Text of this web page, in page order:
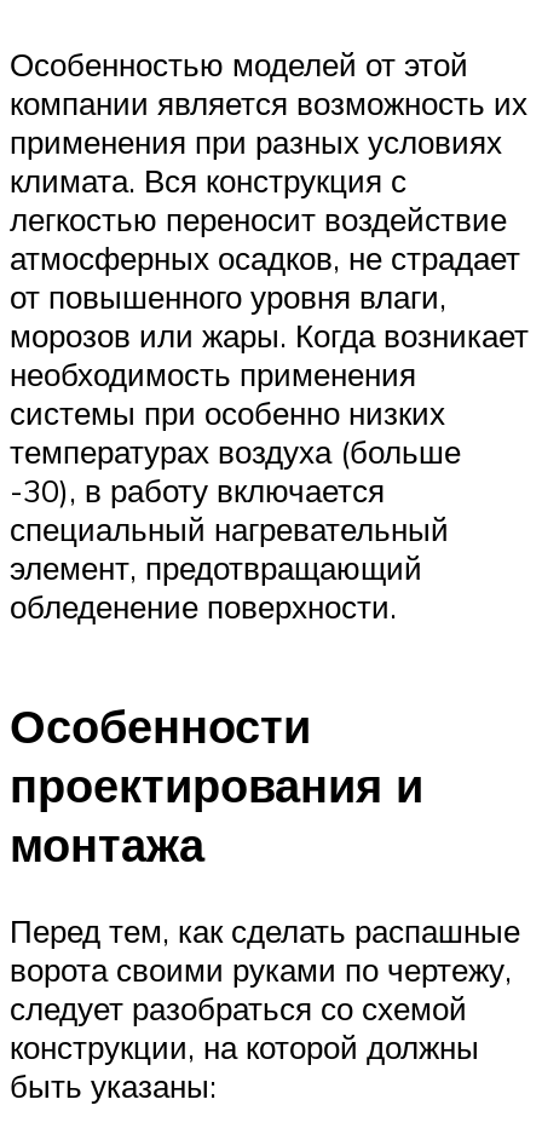
Особенностью моделей от этой
компании является возможность их
применения при разных условиях
климата. Вся конструкция с
легкостью переносит воздействие
атмосферных осадков, не страдает
от повышенного уровня влаги,
морозов или жары. Когда возникает
необходимость применения
системы при особенно низких
температурах воздуха (больше
-30), в работу включается
специальный нагревательный
элемент, предотвращающий
обледенение поверхности.
Особенности
проектирования и
монтажа
Перед тем, как сделать распашные
ворота своими руками по чертежу,
следует разобраться со схемой
конструкции, на которой должны
быть указаны: